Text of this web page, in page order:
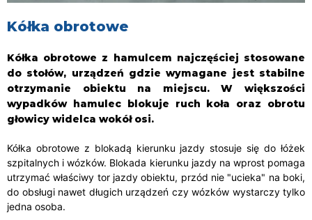
Kółka obrotowe
Kółka obrotowe z hamulcem najczęściej stosowane
do stołów, urządzeń gdzie wymagane jest stabilne
otrzymanie obiektu na miejscu. W większości
wypadków hamulec blokuje ruch koła oraz obrotu
głowicy widelca wokół osi.
Kółka obrotowe z blokadą kierunku jazdy stosuje się do łóżek
szpitalnych i wózków. Blokada kierunku jazdy na wprost pomaga
utrzymać właściwy tor jazdy obiektu, przód nie "ucieka" na boki,
do obsługi nawet długich urządzeń czy wózków wystarczy tylko
jedna osoba.